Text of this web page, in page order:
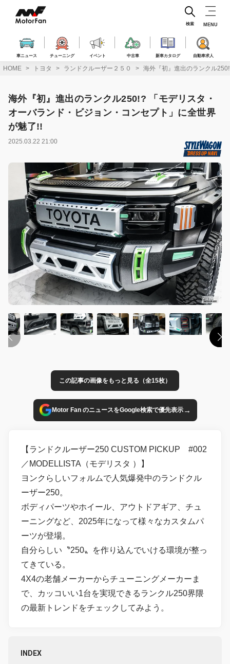
ス
車ニュース チューニング イベント 中古車 新車カタログ 自動車求人
検索 MENU
HOME トヨタ ランドクルーザー２５０ 海外『初』進出のランクル
海外『初』進出のランクル250!? 「モデリスタ・
オーバランド・ビジョン・コンセプト」に全世界
が魅了!!
2025.03.22 21:00
この記事の画像をもっと見る（全15枚）
Motor Fan のニュースをGoogle検索で優先表示→
【ランドクルーザー250 CUSTOM PICKUP #002
／MODELLISTA（モデリスタ ）】
ヨンクらしいフォルムで人気爆発中のランドクル
ーザー250。
ボディパーツやホイール、アウトドアギア、チュ
ーニングなど、2025年になって様々なカスタムパ
ーツが登場。
自分らしい〝250〟を作り込んでいける環境が整っ
てきている。
4X4の老舗メーカーからチューニングメーカーま
で、カッコいい1台を実現できるランクル250界隈
の最新トレンドをチェックしてみよう。
INDEX